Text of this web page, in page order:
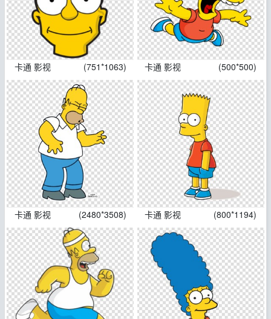
卡通 影视 (751*1063) 卡通 影视 (500*500)
卡通 影视 (2480*3508) 卡通 影视 (800*1194)